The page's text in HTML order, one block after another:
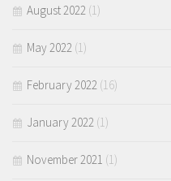
August 2022 (1)
May 2022 (1)
February 2022 (16)
January 2022 (1)
November 2021 (1)